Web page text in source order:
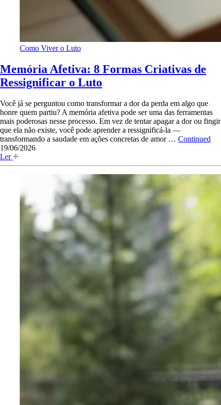
Como Viver o Luto
Memória Afetiva: 8 Formas Criativas de
Ressignificar o Luto
Você já se perguntou como transformar a dor da perda em algo que
honre quem partiu? A memória afetiva pode ser uma das ferramentas
mais poderosas nesse processo. Em vez de tentar apagar a dor ou fingir
que ela não existe, você pode aprender a ressignificá-la —
transformando a saudade em ações concretas de amor … Continued
19/06/2026
Ler